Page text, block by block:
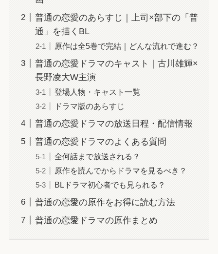
普通の恋愛のあらすじ｜上司×部下の「普
通」を描くBL
原作は全5巻で完結｜どんな流れで進む？
普通の恋愛ドラマのキャスト｜古川雄輝×
長野凌大W主演
登場人物・キャスト一覧
ドラマ版のあらすじ
普通の恋愛ドラマの放送日程・配信情報
普通の恋愛ドラマのよくある質問
全何話まで放送される？
原作を読んでからドラマを見るべき？
BLドラマ初心者でも見られる？
普通の恋愛の原作をお得に読む方法
普通の恋愛ドラマの原作まとめ